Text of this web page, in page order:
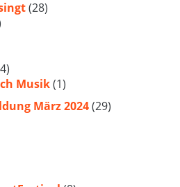
(28)
Musik(1)
März 2024(29)